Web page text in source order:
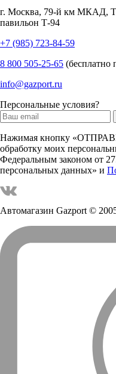
г. Москва, 79-й км МКАД,
павильон Т-94
+7 (985) 723-84-59
8 800 505-25-65 (бесплатно
info@gazport.ru
Персональные условия?
Нажимая кнопку
обработку моих
Федеральным законом от
персональных данных» и
Автомагазин Gazport©